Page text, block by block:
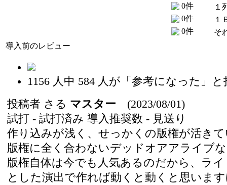
0件
0件
0件
１
１
そ
導入前のレビュー
1156 人中 584 人が「参考になった」
投稿者 さる マスター (2023/08/01)
試打 - 試打済み 導入推奨数 - 見送り
作り込みが浅く、せっかくの版権が活き
版権に全く合わないデッドオアアライブ
版権自体は今でも人気あるのだから、ラ
とした演出で作れば動くと動くと思いま